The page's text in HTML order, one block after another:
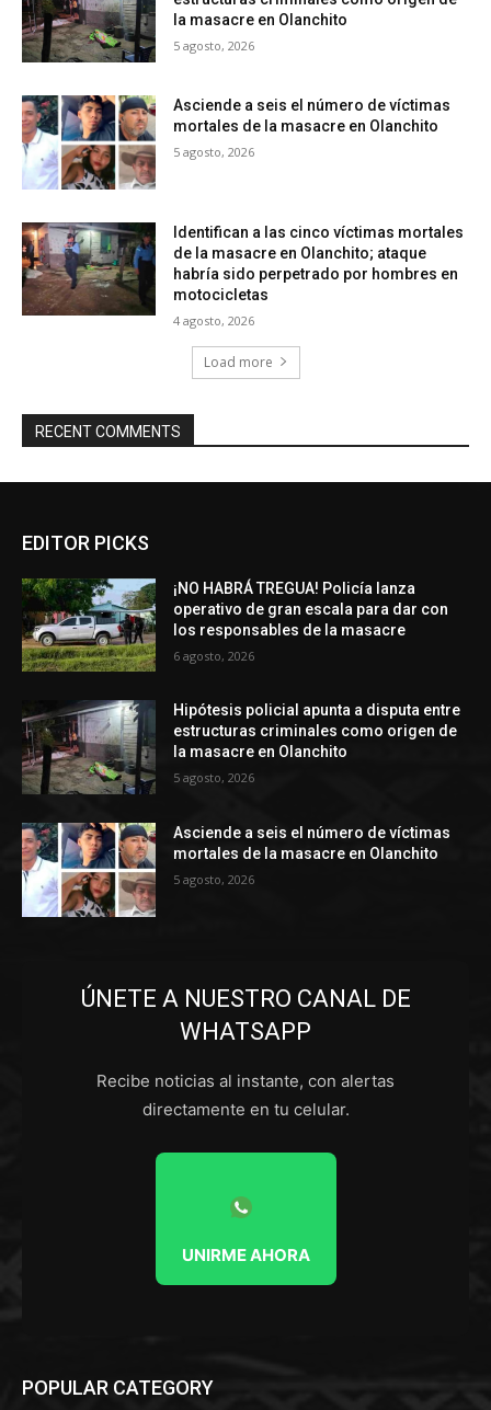
la masacre en Olanchito
5 agosto, 2026
Asciende a seis el número de víctimas
mortales de la masacre en Olanchito
5 agosto, 2026
Identifican a las cinco víctimas mortales
de la masacre en Olanchito; ataque
habría sido perpetrado por hombres en
motocicletas
4 agosto, 2026
Load more
RECENT COMMENTS
EDITOR PICKS
¡NO HABRÁ TREGUA! Policía lanza
operativo de gran escala para dar con
los responsables de la masacre
6 agosto, 2026
Hipótesis policial apunta a disputa entre
estructuras criminales como origen de
la masacre en Olanchito
5 agosto, 2026
Asciende a seis el número de víctimas
mortales de la masacre en Olanchito
5 agosto, 2026
ÚNETE A NUESTRO CANAL DE
WHATSAPP
Recibe noticias al instante, con alertas
directamente en tu celular.
UNIRME AHORA
POPULAR CATEGORY